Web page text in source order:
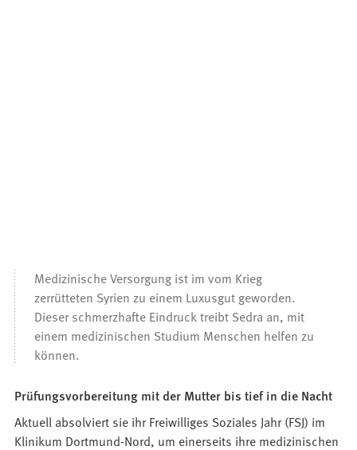
Medizinische Versorgung ist im vom Krieg
zerrütteten Syrien zu einem Luxusgut geworden.
Dieser schmerzhafte Eindruck treibt Sedra an, mit
einem medizinischen Studium Menschen helfen zu
können.
Prüfungsvorbereitung mit der Mutter bis tief in die Nacht
Aktuell absolviert sie ihr Freiwilliges Soziales Jahr (FSJ) im
Klinikum Dortmund-Nord, um einerseits ihre medizinischen